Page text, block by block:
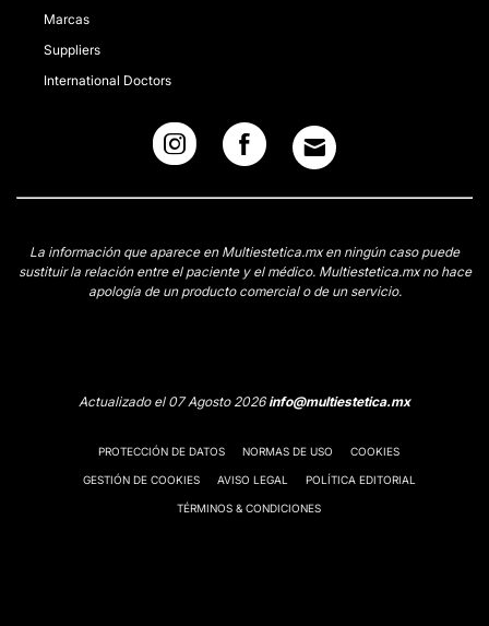
Marcas
Suppliers
International Doctors
La información que aparece en Multiestetica.mx en ningún caso puede
sustituir la relación entre el paciente y el médico. Multiestetica.mx no hace
apología de un producto comercial o de un servicio.
Actualizado el 07 Agosto 2026info@multiestetica.mx
PROTECCIÓN DE DATOS NORMAS DE USO COOKIES
GESTIÓN DE COOKIES AVISO LEGAL POLÍTICA EDITORIAL
TÉRMINOS & CONDICIONES